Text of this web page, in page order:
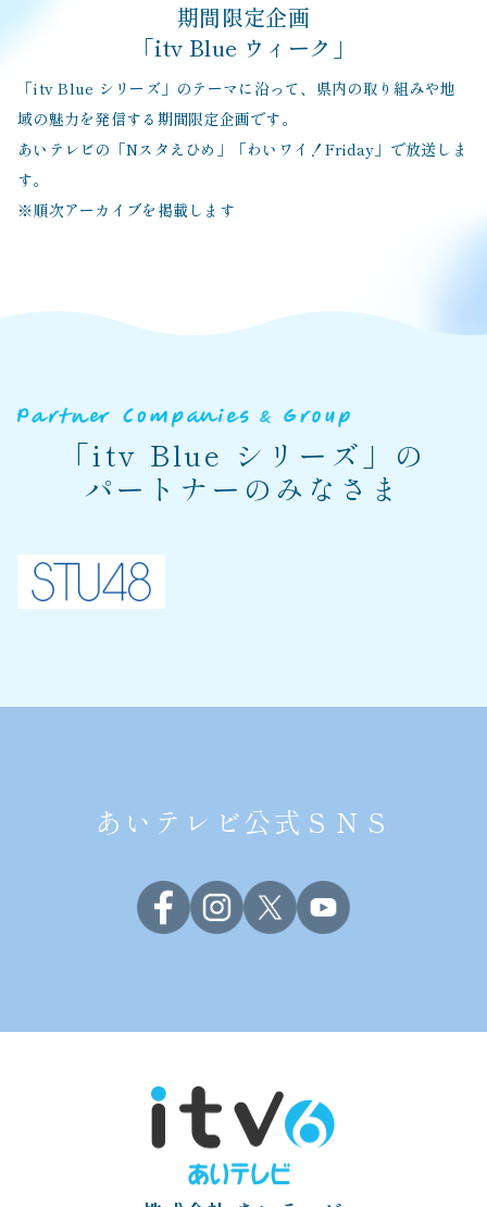
期間限定企画
「itv Blue ウィーク」
「itv Blue シリーズ」のテーマに沿って、県内の取り組みや地
域の魅力を発信する期間限定企画です。
あいテレビの「Nスタえひめ」「わいワイ！Friday」で放送しま
す。
※順次アーカイブを掲載します
「itv Blue シリーズ」の
パートナーのみなさま
あいテレビ公式ＳＮＳ